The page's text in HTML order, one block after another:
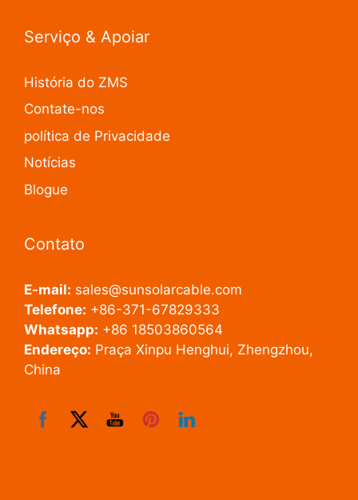
Serviço & Apoiar
História do ZMS
Contate-nos
política de Privacidade
Notícias
Blogue
Contato
E-mail: sales@sunsolarcable.com
Telefone: +86-371-67829333
Whatsapp: +86 18503860564
Endereço: Praça Xinpu Henghui, Zhengzhou,
China